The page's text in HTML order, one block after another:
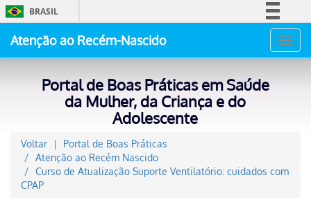
BRASIL
Acesso à informação
Atenção ao Recém-Nascido
Portal de Boas Práticas em Saúde
da Mulher, da Criança e do
Adolescente
Voltar
Portal de Boas Práticas
Atenção ao Recém Nascido
Curso de Atualização Suporte Ventilatório: cuidados com
CPAP